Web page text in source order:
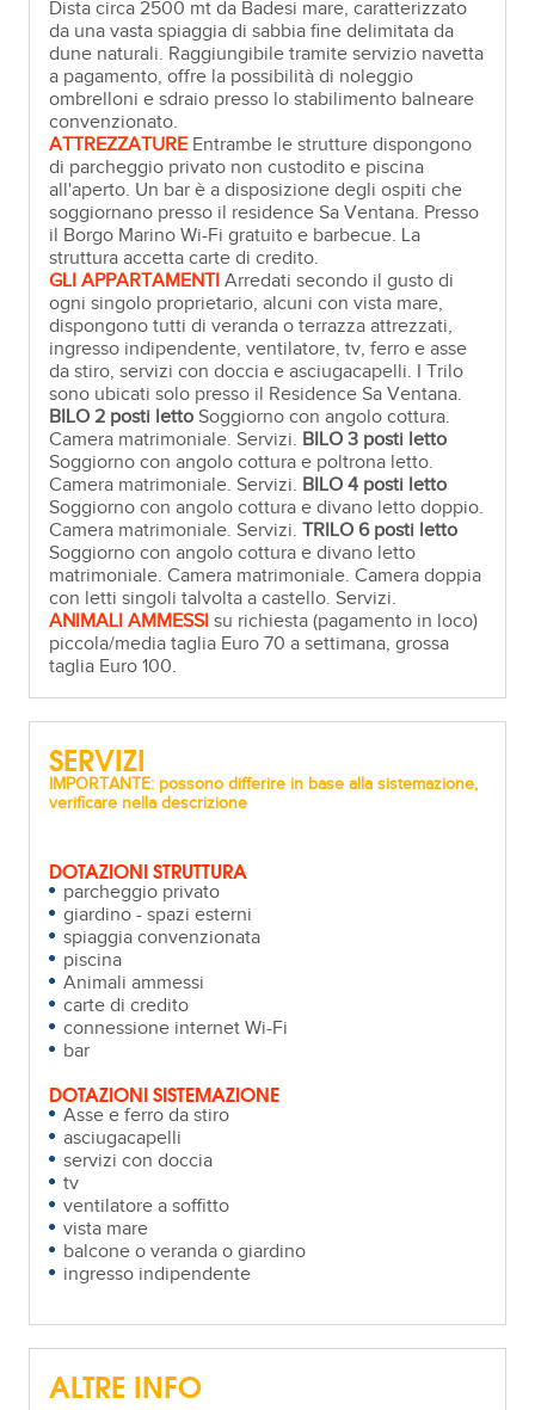
Dista circa 2500 mt da Badesi mare, caratterizzato
da una vasta spiaggia di sabbia fine delimitata da
dune naturali. Raggiungibile tramite servizio navetta
a pagamento, offre la possibilità di noleggio
ombrelloni e sdraio presso lo stabilimento balneare
convenzionato.
ATTREZZATURE Entrambe le strutture dispongono
di parcheggio privato non custodito e piscina
all'aperto. Un bar è a disposizione degli ospiti che
soggiornano presso il residence Sa Ventana. Presso
il Borgo Marino Wi-Fi gratuito e barbecue. La
struttura accetta carte di credito.
GLI APPARTAMENTI Arredati secondo il gusto di
ogni singolo proprietario, alcuni con vista mare,
dispongono tutti di veranda o terrazza attrezzati,
ingresso indipendente, ventilatore, tv, ferro e asse
da stiro, servizi con doccia e asciugacapelli. I Trilo
sono ubicati solo presso il Residence Sa Ventana.
BILO 2 posti letto Soggiorno con angolo cottura.
Camera matrimoniale. Servizi. BILO 3 posti letto
Soggiorno con angolo cottura e poltrona letto.
Camera matrimoniale. Servizi. BILO 4 posti letto
Soggiorno con angolo cottura e divano letto doppio.
Camera matrimoniale. Servizi.TRILO 6 posti letto
Soggiorno con angolo cottura e divano letto
matrimoniale. Camera matrimoniale. Camera doppia
con letti singoli talvolta a castello. Servizi.
ANIMALI AMMESSI su richiesta (pagamento in loco)
piccola/media taglia Euro 70 a settimana, grossa
taglia Euro 100.
SERVIZI
IMPORTANTE: possono differire in base alla sistemazione,
verificare nella descrizione
DOTAZIONI STRUTTURA
parcheggio privato
giardino - spazi esterni
spiaggia convenzionata
piscina
Animali ammessi
carte di credito
connessione internet Wi-Fi
bar
DOTAZIONI SISTEMAZIONE
Asse e ferro da stiro
asciugacapelli
servizi con doccia
tv
ventilatore a soffitto
vista mare
balcone o veranda o giardino
ingresso indipendente
ALTRE INFO